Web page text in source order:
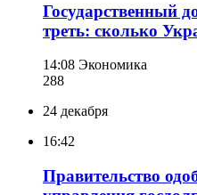
Государственный
треть: сколько
14:08 Экономика
288
24 декабря
16:42
Правительство